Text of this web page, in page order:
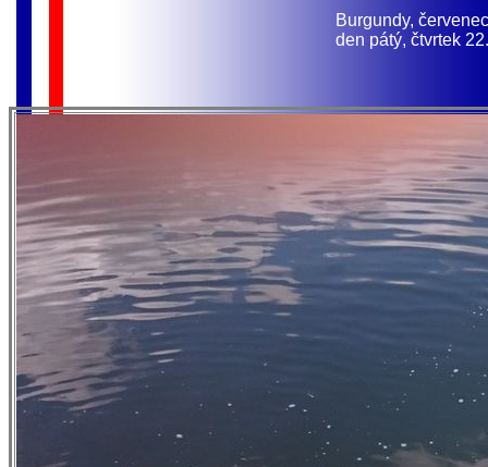
Burgundy,
den pátý, čtvrtek